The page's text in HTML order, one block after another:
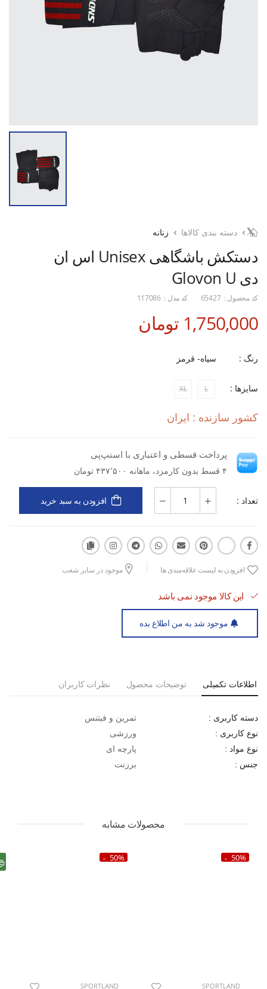
دسته بندی کالاها زنانه
دستکش باشگاهی Unisex اس ان
دی Glovon U
کد محصول : 65427 کد مدل : 117086
1,750,000 تومان
رنگ : سیاه- قرمز
سایزها : L
XL
کشور سازنده : ایران
پرداخت قسطی و اعتباری با اسنپ‌پی
۴ قسط بدون کارمزد، ماهانه ۴۳۷٬۵۰۰ تومان
تعداد : افزودن به سبد خرید
افزودن به لیست علاقه‌مندی ها موجود در سایر شعب
این کالا موجود نمی باشد
موجود شد به من اطلاع بده
اطلاعات تکمیلی توضیحات محصول نظرات کاربران
دسته کاربری : تمرین و فیتنس
نوع کاربری : ورزشی
نوع مواد : پارچه ای
جنس : برزنت
محصولات مشابه
50%
SPORTLAND
50%
SPORTLAND